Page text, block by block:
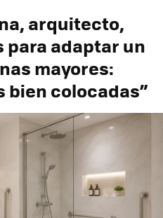
arquitecto,
para adaptar un
mayores:
bien colocadas”